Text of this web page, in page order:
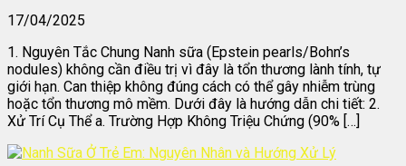
17/04/2025
1. Nguyên Tắc Chung Nanh sữa (Epstein pearls/Bohn’s
nodules) không cần điều trị vì đây là tổn thương lành tính, tự
giới hạn. Can thiệp không đúng cách có thể gây nhiễm trùng
hoặc tổn thương mô mềm. Dưới đây là hướng dẫn chi tiết: 2.
Xử Trí Cụ Thể a. Trường Hợp Không Triệu Chứng (90% […]